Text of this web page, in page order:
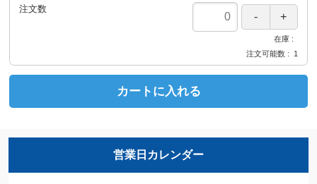
注文数
在庫
注文可能数
1
カートに入れる
営業日カレンダー